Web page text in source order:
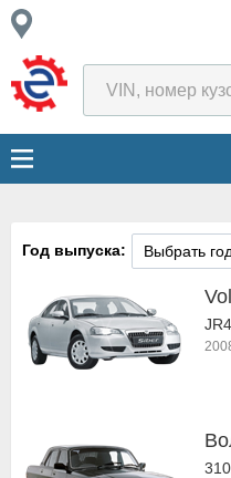
Год выпуска: Выбрать год